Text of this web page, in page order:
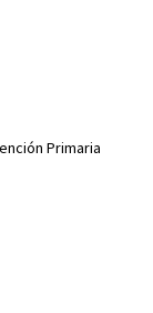
Primaria